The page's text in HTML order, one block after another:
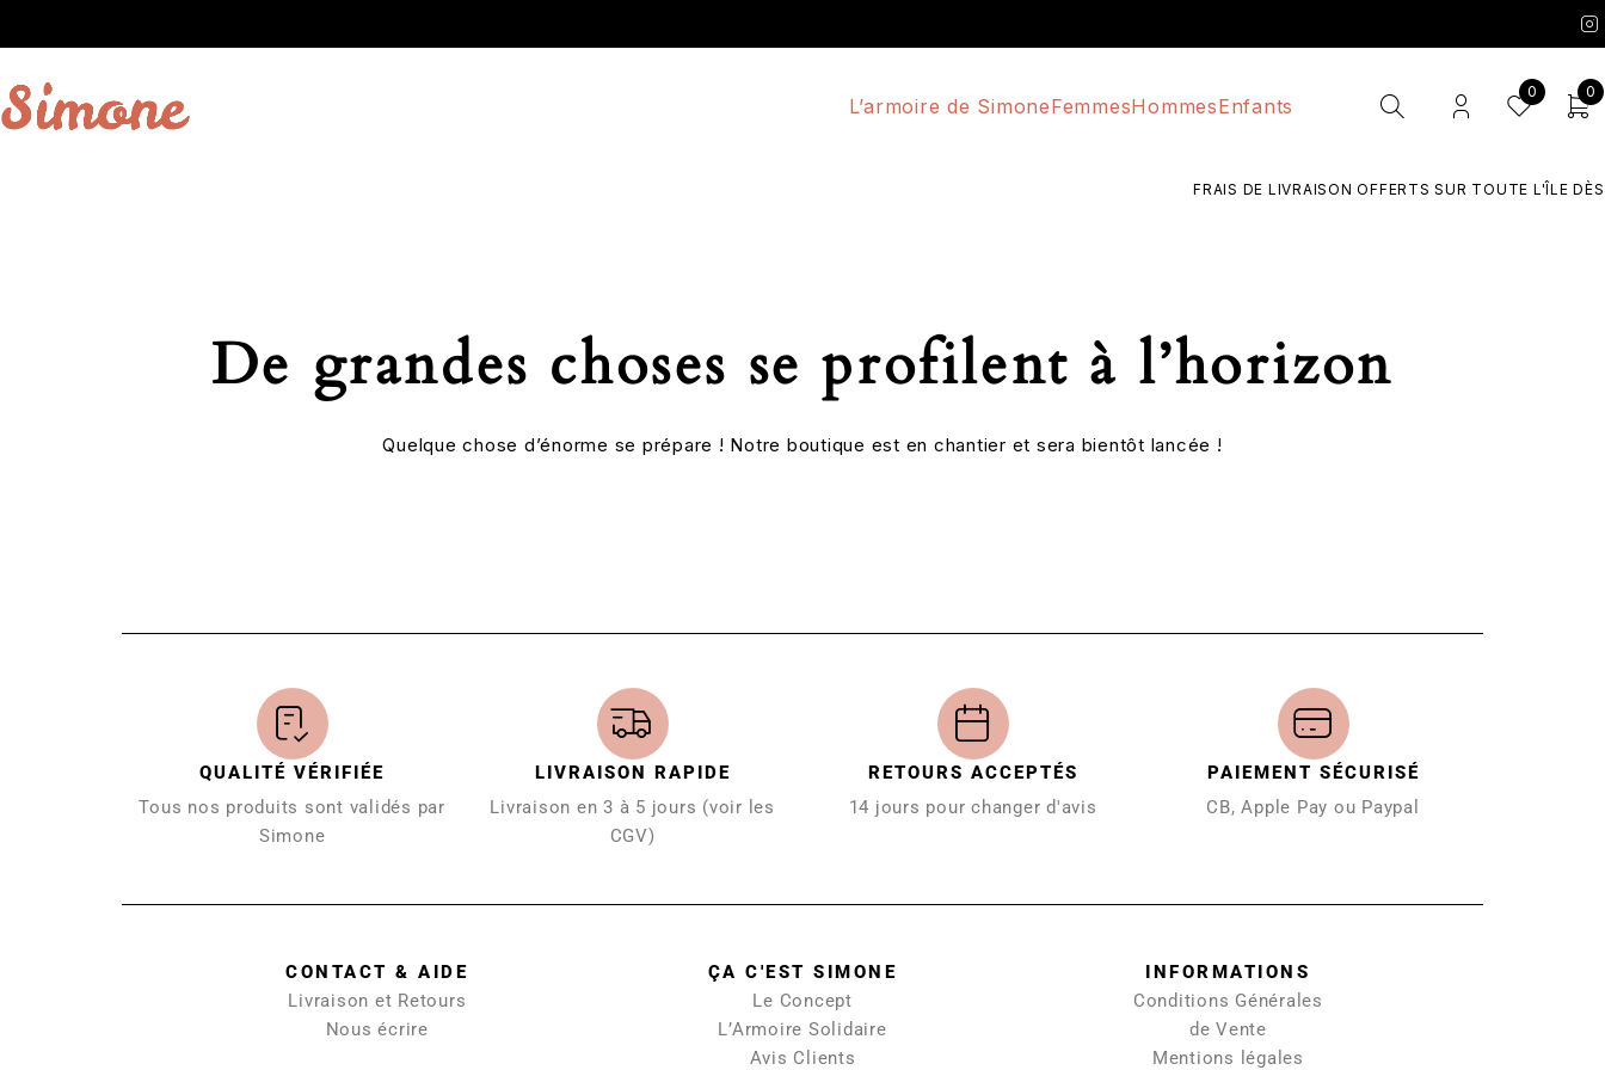
L’armoire de SimoneFemmesHommesEnfants
0 0
FRAIS DE LIVRAISON OFFERTS SUR TOUTE L'ÎLE
De grandes choses se profilent à l’horizon
Quelque chose d’énorme se prépare ! Notre boutique est en chantier et sera bientôt lancée !
QUALITÉ VÉRIFIÉE
Tous nos produits sont validés par
Simone
LIVRAISON RAPIDE
Livraison en 3 à 5 jours (voir les
CGV)
RETOURS ACCEPTÉS
14 jours pour changer d'avis
PAIEMENT SÉCURISÉ
CB, Apple Pay ou Paypal
CONTACT & AIDE
Livraison et Retours
Nous écrire
ÇA C'EST SIMONE
Le Concept
L’Armoire Solidaire
Avis Clients
INFORMATIONS
Conditions Générales
de Vente
Mentions légales